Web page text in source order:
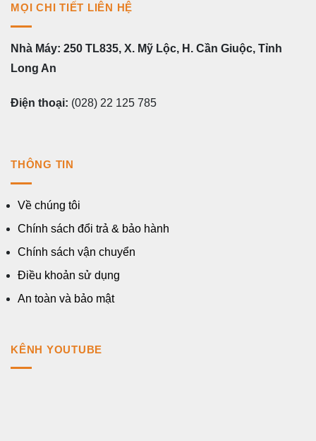
MỌI CHI TIẾT LIÊN HỆ
Nhà Máy: 250 TL835, X. Mỹ Lộc, H. Cần Giuộc, Tỉnh
Long An
Điện thoại: (028) 22 125 785
THÔNG TIN
Về chúng tôi
Chính sách đổi trả & bảo hành
Chính sách vận chuyển
Điều khoản sử dụng
An toàn và bảo mật
KÊNH YOUTUBE